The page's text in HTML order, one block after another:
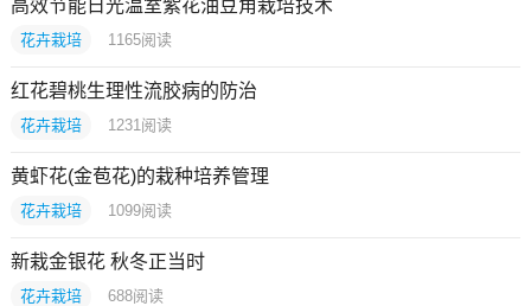
高效节能日光温室紫花油豆角栽培技术
花卉栽培 1165阅读
红花碧桃生理性流胶病的防治
花卉栽培 1231 阅读
黄虾花(金苞花)的栽种培养管理
花卉栽培 1099阅读
新栽金银花 秋冬正当时
花卉栽培 688阅读